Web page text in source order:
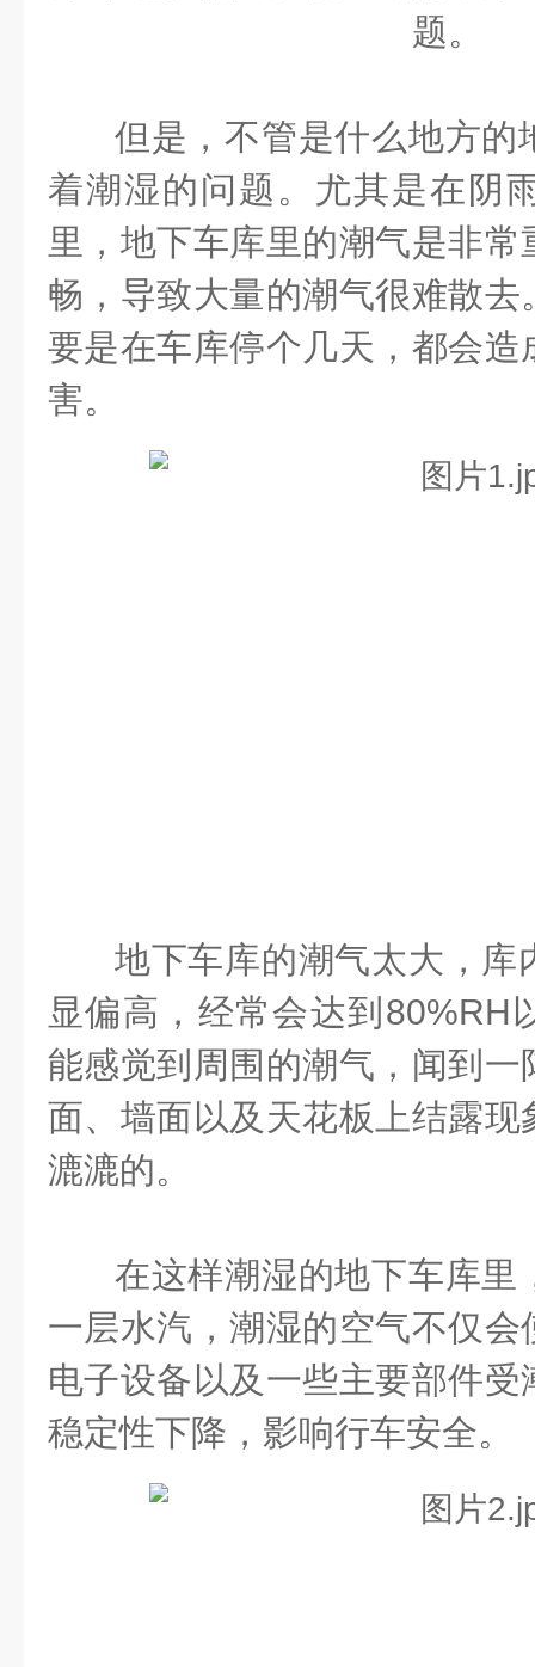
题。
但是，不管是什么地方的
着潮湿的问题。尤其是在阴
里，地下车库里的潮气是非
畅，导致大量的潮气很难散
要是在车库停个几天，都会
害。
地下车库的潮气太大，库
显偏高，经常会达到 80%RH
能感觉到周围的潮气，闻到
面、墙面以及天花板上结露
漉漉的。
在这样潮湿的地下车库里
一层水汽，潮湿的空气不仅
电子设备以及一些主要部件
稳定性下降，影响行车安全。